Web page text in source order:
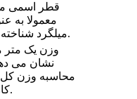
قطر اسمی
معمولا به
میلگرد شناخته می شود.
وزن یک متر
نشان می
محاسبه وزن
کاربرد دارد.